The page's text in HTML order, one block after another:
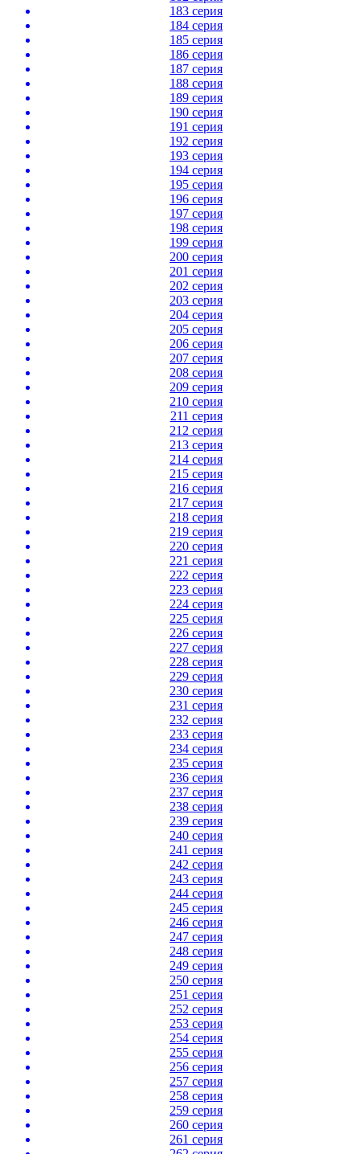
183 серия
184 серия
185 серия
186 серия
187 серия
188 серия
189 серия
190 серия
191 серия
192 серия
193 серия
194 серия
195 серия
196 серия
197 серия
198 серия
199 серия
200 серия
201 серия
202 серия
203 серия
204 серия
205 серия
206 серия
207 серия
208 серия
209 серия
210 серия
211 серия
212 серия
213 серия
214 серия
215 серия
216 серия
217 серия
218 серия
219 серия
220 серия
221 серия
222 серия
223 серия
224 серия
225 серия
226 серия
227 серия
228 серия
229 серия
230 серия
231 серия
232 серия
233 серия
234 серия
235 серия
236 серия
237 серия
238 серия
239 серия
240 серия
241 серия
242 серия
243 серия
244 серия
245 серия
246 серия
247 серия
248 серия
249 серия
250 серия
251 серия
252 серия
253 серия
254 серия
255 серия
256 серия
257 серия
258 серия
259 серия
260 серия
261 серия